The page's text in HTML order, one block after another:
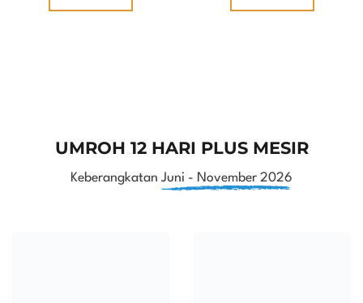
UMROH 12 HARI PLUS MESIR
Keberangkatan Juni - November 2026